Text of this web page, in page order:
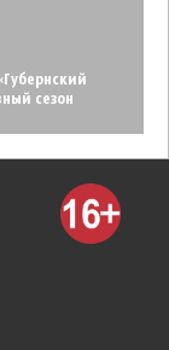
сезон